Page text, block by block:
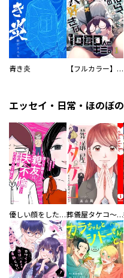
青き炎 【フルカラー】さよなら、私の大好きな１０００人のキミ。
エッセイ・日常・ほのぼの
優しい顔をした親友は、夫と不倫して私の家に入り込んできた。 葬儀屋タケコ～あなたの最期、叶えます【電子単行本版】